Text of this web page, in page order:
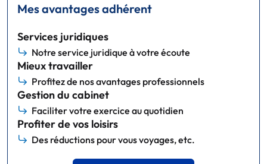
Mes avantages adhérent
Services juridiques
Notre service juridique à votre écoute
Mieux travailler
Profitez de nos avantages professionnels
Gestion du cabinet
Faciliter votre exercice au quotidien
Profiter de vos loisirs
Des réductions pour vous voyages, etc.